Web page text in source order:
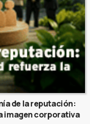
de la reputación:
imagen corporativa